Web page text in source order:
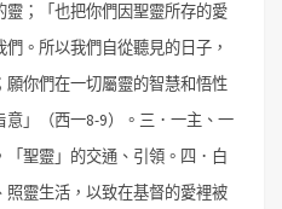
靈；「也把你們因聖靈所存的愛
。所以我們自從聽見的日子，
你們在一切屬靈的智慧和悟性
意」（西一8-9）。 三．一主、一
聖靈」的交通、引領。 四．白
照靈生活，以致在基督的愛裡被